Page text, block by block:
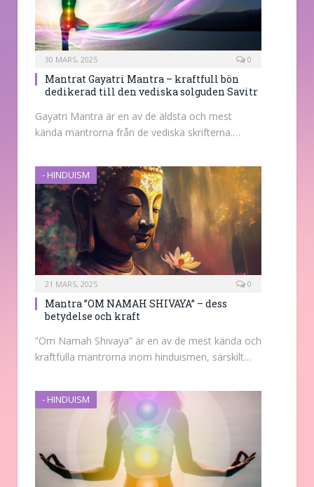
30 MARS, 2025 0
Mantrat Gayatri Mantra – kraftfull bön
dedikerad till den vediska solguden Savitr
Gayatri Mantra är en av de äldsta och mest
kända mantrorna från de vediska skrifterna.…
- HINDUISM
21 MARS, 2025 0
Mantra ”OM NAMAH SHIVAYA” – dess
betydelse och kraft
”Om Namah Shivaya” är en av de mest kända och
kraftfulla mantrorna inom hinduismen, särskilt…
- HINDUISM